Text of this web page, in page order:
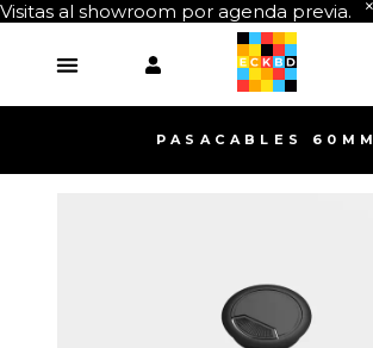
Visitas al showroom por agenda previa.
PASACABLES 60MM